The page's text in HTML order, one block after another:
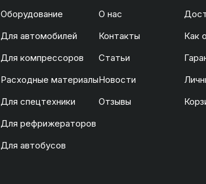
Оборудование
Для автомобилей
Для компрессоров
Расходные материалы
Для спецтехники
Для рефрижераторов
Для автобусов
О нас
Контакты
Статьи
Новости
Отзывы
Как